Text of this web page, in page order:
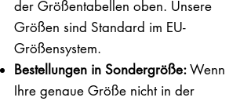
der Größentabellen oben. Unsere
Größen sind Standard im EU-
Größensystem.
Bestellungen in Sondergröße:Wenn
Ihre genaue Größe nicht in der